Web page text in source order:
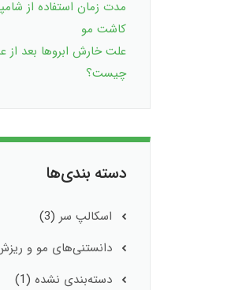
مدت زمان استفاده از
کاشت مو
علت خارش ابروها بعد از
چیست؟
دسته بندی‌ها
اسکالپ سر (3)
دانستنی‌های مو و
دسته‌بندی نشده (1)